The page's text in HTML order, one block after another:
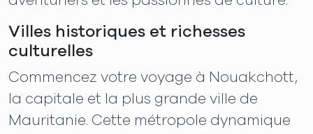
Villes historiques et richesses
culturelles
Commencez votre voyage à Nouakchott,
la capitale et la plus grande ville de
Mauritanie. Cette métropole dynamique